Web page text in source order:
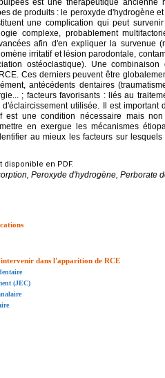
est une thérapeutique
de produits : le peroxyde d'hydrogène
une complication qui peut
complexe, probablement
afin d'en expliquer la survenue
irritatif et lésion parodontale,
ostéoclastique). Une
Ces derniers peuvent être
antécédents dentaires
; facteurs favorisants : liés au
utilisée. Il est important
est une condition nécessaire mais
en exergue les mécanismes
au mieux les facteurs sur
disponible en PDF.
Peroxyde d'hydrogène, Perborate
dans l'apparition de RCE
(JEC)